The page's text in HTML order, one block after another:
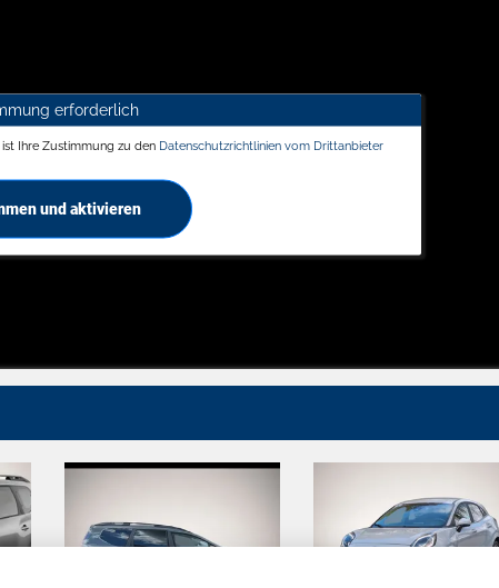
erforderlich
Ihre Zustimmung zu den Datenschutzrichtlinien vom Drittanbieter
und aktivieren